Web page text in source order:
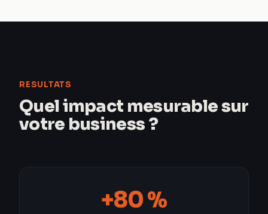
RESULTATS
Quel impact mesurable sur
votre business ?
+80 %